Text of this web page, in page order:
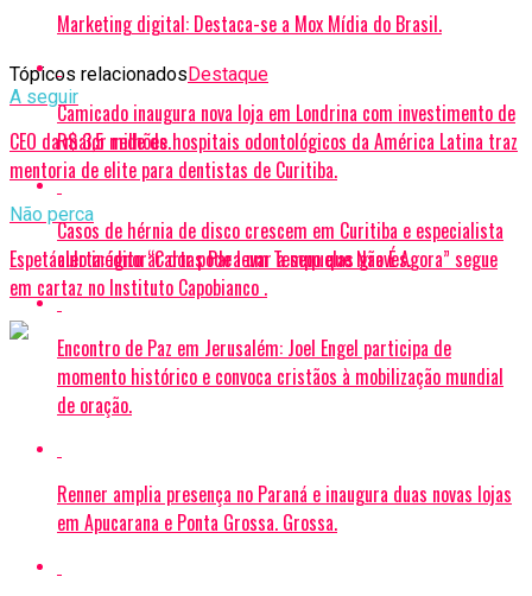
Tópicos relacionadosDestaque
A seguir
CEO da maior rede de hospitais odontológicos da América Latina traz
mentoria de elite para dentistas de Curitiba.
Não perca
Espetáculo inédito “Cartas Para um Tempo que Não É Agora” segue
em cartaz no Instituto Capobianco .
Marketing digital: Destaca-se a Mox Mídia do Brasil.
Camicado inaugura nova loja em Londrina com investimento de
R$ 3,5 milhões.
Casos de hérnia de disco crescem em Curitiba e especialista
alerta: ignorar dor pode levar a sequelas graves.
Encontro de Paz em Jerusalém: Joel Engel participa de
momento histórico e convoca cristãos à mobilização mundial
de oração.
Renner amplia presença no Paraná e inaugura duas novas lojas
em Apucarana e Ponta Grossa. Grossa.